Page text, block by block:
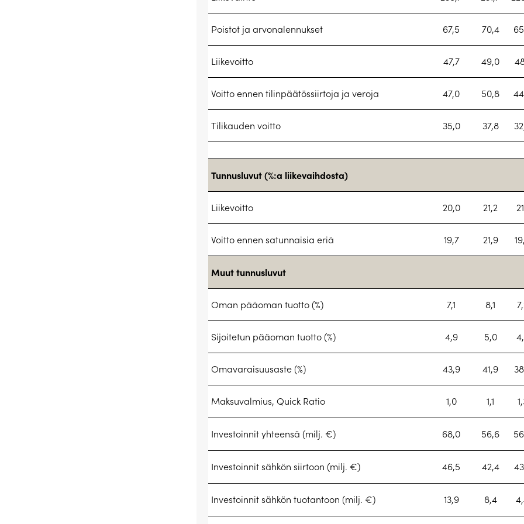
Poistot ja arvonalennukset 67,5 70,4
Liikevoitto 47,7 49,0
Voitto ennen tilinpäätössiirtoja ja veroja 47,0 50,8
Tilikauden voitto 35,0 37,8
Tunnusluvut (%:a liikevaihdosta)
Liikevoitto 20,0 21,2
Voitto ennen satunnaisia eriä 19,7 21,9
Muut tunnusluvut
Oman pääoman tuotto (%) 7,1 8,1
Sijoitetun pääoman tuotto (%) 4,9 5,0
Omavaraisuusaste (%) 43,9 41,9
Maksuvalmius, Quick Ratio 1,0 1,1
Investoinnit yhteensä (milj. €) 68,0 56,6
Investoinnit sähkön siirtoon (milj. €) 46,5 42,4
Investoinnit sähkön tuotantoon (milj. €) 13,9 8,4